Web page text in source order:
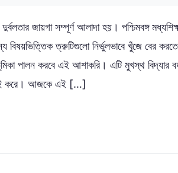
দুর্বলতার জায়গা সম্পূর্ণ আলাদা হয়। পশ্চিমবঙ্গ
বিষয়ভিত্তিক ত্রুটিগুলো নির্ভুলভাবে খুঁজে বের
করবে এই আশাকরি। এটি মুখস্থ বিদ্যার বদলে
করে। আজকে এই […]